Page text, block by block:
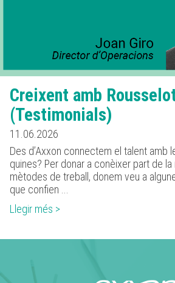
Creixent amb
(Testimonials)
11.06.2026
Des d’Axxon connectem el talent amb
quines? Per donar a conèixer part de
mètodes de treball, donem veu a
que confien ...
Llegir més >